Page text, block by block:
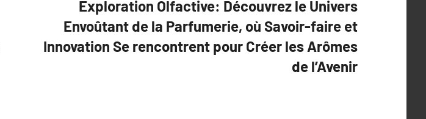
Exploration Olfactive: Découvrez le Univers
Envoûtant de la Parfumerie, où Savoir-faire et
Innovation Se rencontrent pour Créer les Arômes
de l’Avenir